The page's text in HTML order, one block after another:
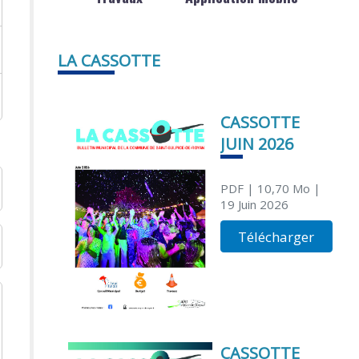
LA CASSOTTE
CASSOTTE
JUIN 2026
PDF| 10,70 Mo |
19 Juin 2026
Télécharger
CASSOTTE